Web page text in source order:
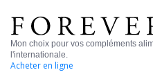
Mon choix pour vos compléments
l'internationale.
Acheter en ligne